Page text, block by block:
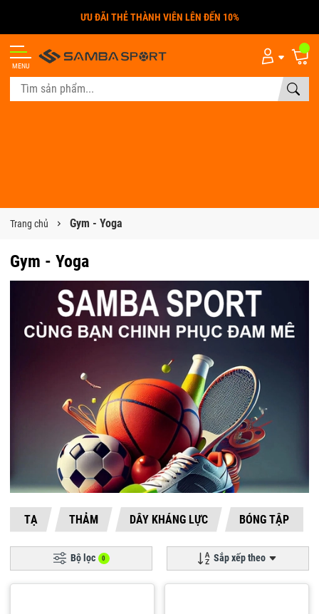
ƯU ĐÃI THẺ THÀNH VIÊN LÊN ĐẾN 10%
MENU
Trang chủ Gym - Yoga
Gym - Yoga
TẠ THẢM DÂY KHÁNG LỰC BÓNG TẬP
Bộ lọc 0 Sắp xếp theo